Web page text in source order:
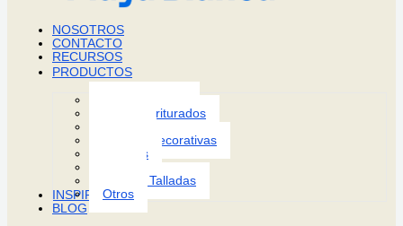
NOSOTROS
CONTACTO
RECURSOS
PRODUCTOS
Granos Triturados
Piedras Decorativas
Polvillos
Piedras Talladas
Otros
INSPIRACIÓN
BLOG